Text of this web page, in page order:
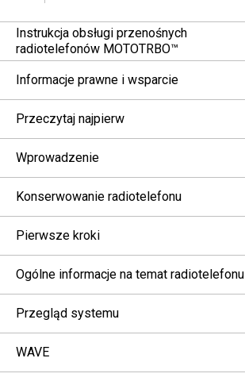
Instrukcja obsługi przenośnych
radiotelefonów MOTOTRBO™
Informacje prawne i wsparcie
Przeczytaj najpierw
Wprowadzenie
Konserwowanie radiotelefonu
Pierwsze kroki
Ogólne informacje na temat radiotelefonu
Przegląd systemu
WAVE